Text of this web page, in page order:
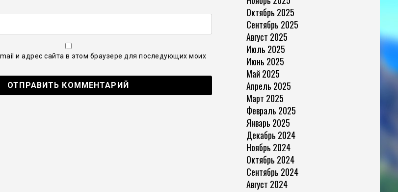
и адрес сайта в этом браузере для последующих моих
Октябрь 2025
Сентябрь 2025
Август 2025
Июль 2025
Июнь 2025
Май 2025
Апрель 2025
Март 2025
Февраль 2025
Январь 2025
Декабрь 2024
Ноябрь 2024
Октябрь 2024
Сентябрь 2024
Август 2024